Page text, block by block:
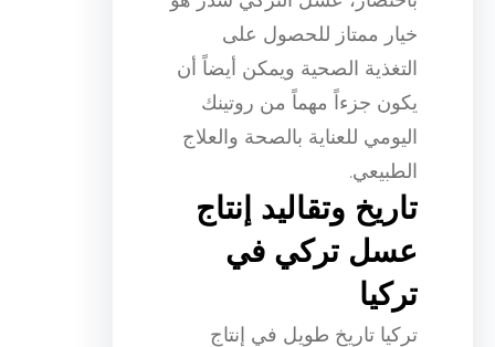
خيار ممتاز للحصول على
التغذية الصحية ويمكن أيضاً أن
يكون جزءاً مهماً من روتينك
اليومي للعناية بالصحة والعلاج
الطبيعي.
تاريخ وتقاليد إنتاج
عسل تركي في
تركيا
تركيا تاريخ طويل في إنتاج